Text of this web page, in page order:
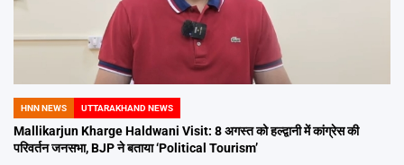
POSTED
IN
HNN NEWS UTTARAKHAND NEWS
Mallikarjun Kharge Haldwani Visit: 8 अगस्त को हल्द्वानी में कांग्रेस की
परिवर्तन जनसभा, BJP ने बताया ‘Political Tourism’